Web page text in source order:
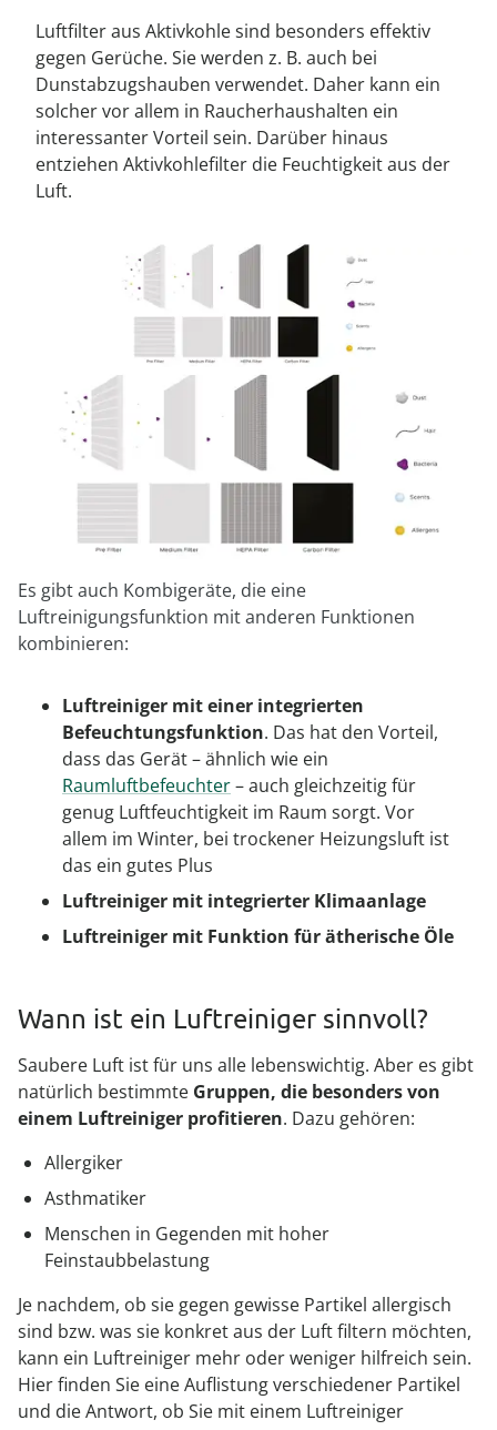
Luftfilter aus Aktivkohle sind besonders effektiv
gegen Gerüche. Sie werden z. B. auch bei
Dunstabzugshauben verwendet. Daher kann ein
solcher vor allem in Raucherhaushalten ein
interessanter Vorteil sein. Darüber hinaus
entziehen Aktivkohlefilter die Feuchtigkeit aus der
Luft.
Es gibt auch Kombigeräte, die eine
Luftreinigungsfunktion mit anderen Funktionen
kombinieren:
Luftreiniger mit einer integrierten
Befeuchtungsfunktion. Das hat den Vorteil,
dass das Gerät – ähnlich wie ein
Raumluftbefeuchter– auch gleichzeitig für
genug Luftfeuchtigkeit im Raum sorgt. Vor
allem im Winter, bei trockener Heizungsluft ist
das ein gutes Plus
Luftreiniger mit integrierter Klimaanlage
Luftreiniger mit Funktion für ätherische Öle
Wann ist ein Luftreiniger sinnvoll?
Saubere Luft ist für uns alle lebenswichtig. Aber es gibt
natürlich bestimmte Gruppen, die besonders von
einem Luftreiniger profitieren. Dazu gehören:
Allergiker
Asthmatiker
Menschen in Gegenden mit hoher
Feinstaubbelastung
Je nachdem, ob sie gegen gewisse Partikel allergisch
sind bzw. was sie konkret aus der Luft filtern möchten,
kann ein Luftreiniger mehr oder weniger hilfreich sein.
Hier finden Sie eine Auflistung verschiedener Partikel
und die Antwort, ob Sie mit einem Luftreiniger